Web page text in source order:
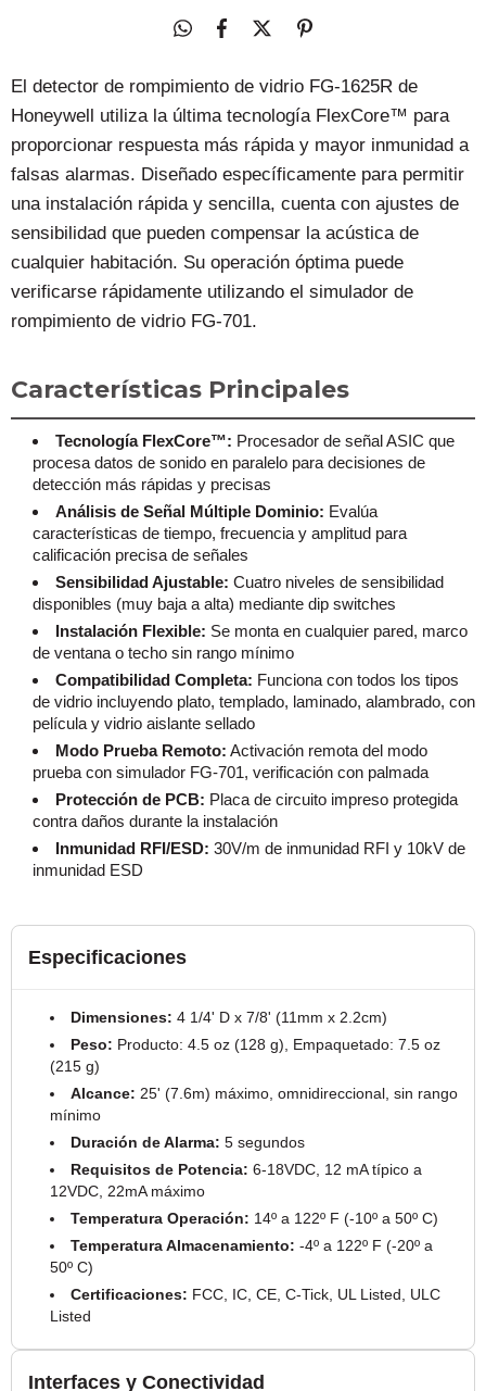
El detector de rompimiento de vidrio FG-1625R de
Honeywell utiliza la última tecnología FlexCore™ para
proporcionar respuesta más rápida y mayor inmunidad a
falsas alarmas. Diseñado específicamente para permitir
una instalación rápida y sencilla, cuenta con ajustes de
sensibilidad que pueden compensar la acústica de
cualquier habitación. Su operación óptima puede
verificarse rápidamente utilizando el simulador de
rompimiento de vidrio FG-701.
Características Principales
Tecnología FlexCore™: Procesador de señal ASIC que
procesa datos de sonido en paralelo para decisiones de
detección más rápidas y precisas
Análisis de Señal Múltiple Dominio: Evalúa
características de tiempo, frecuencia y amplitud para
calificación precisa de señales
Sensibilidad Ajustable: Cuatro niveles de sensibilidad
disponibles (muy baja a alta) mediante dip switches
Instalación Flexible: Se monta en cualquier pared, marco
de ventana o techo sin rango mínimo
Compatibilidad Completa: Funciona con todos los tipos
de vidrio incluyendo plato, templado, laminado, alambrado, con
película y vidrio aislante sellado
Modo Prueba Remoto: Activación remota del modo
prueba con simulador FG-701, verificación con palmada
Protección de PCB: Placa de circuito impreso protegida
contra daños durante la instalación
Inmunidad RFI/ESD: 30V/m de inmunidad RFI y 10kV de
inmunidad ESD
Especificaciones
Dimensiones: 4 1/4' D x 7/8' (11mm x 2.2cm)
Peso: Producto: 4.5 oz (128 g), Empaquetado: 7.5 oz
(215 g)
Alcance: 25' (7.6m) máximo, omnidireccional, sin rango
mínimo
Duración de Alarma: 5 segundos
Requisitos de Potencia: 6-18VDC, 12 mA típico a
12VDC, 22mA máximo
Temperatura Operación: 14º a 122º F (-10º a 50º C)
Temperatura Almacenamiento: -4º a 122º F (-20º a
50º C)
Certificaciones: FCC, IC, CE, C-Tick, UL Listed, ULC
Listed
Interfaces y Conectividad